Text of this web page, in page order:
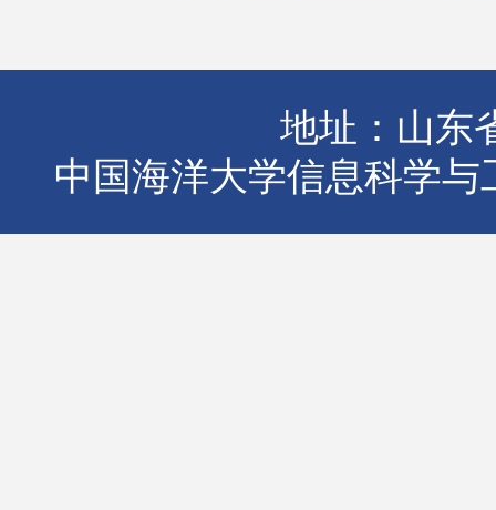
地址：山东
中国海洋大学信息科学